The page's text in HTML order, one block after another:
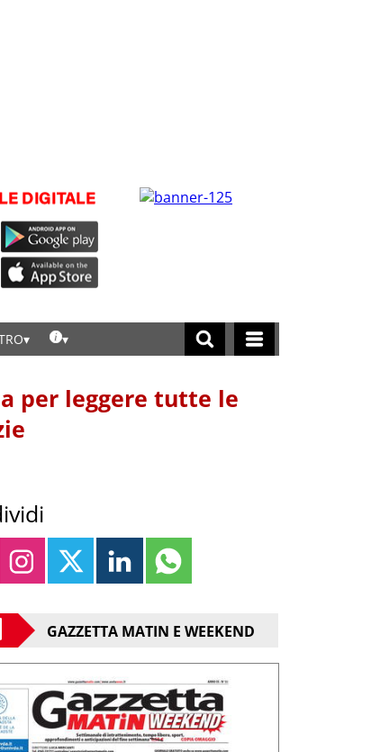
per leggere tutte le
GAZZETTA MATIN E WEEKEND